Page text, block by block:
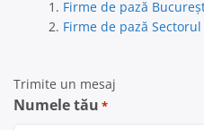
Firme de pază
Firme de pază Sectorul
Trimite un mesaj
Numele tău *